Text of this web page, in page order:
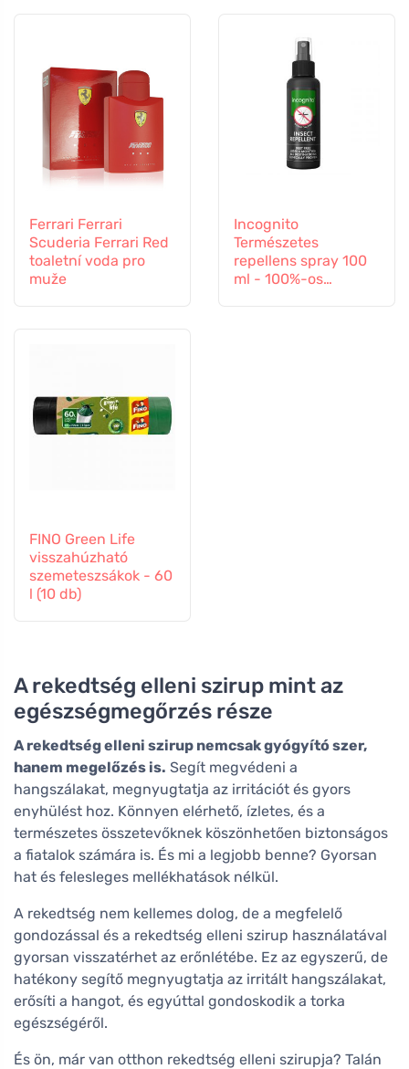
Ferrari Ferrari
Scuderia Ferrari Red
toaletní voda pro
muže
Incognito
Természetes
repellens spray 100
ml - 100%-os
FINO Green Life
visszahúzható
szemeteszsákok - 60
l (10 db)
A rekedtség elleni szirup mint az
egészségmegőrzés része
A rekedtség elleni szirup nemcsak gyógyító szer,
hanem megelőzés is. Segít megvédeni a
hangszálakat, megnyugtatja az irritációt és gyors
enyhülést hoz. Könnyen elérhető, ízletes, és a
természetes összetevőknek köszönhetően biztonságos
a fiatalok számára is. És mi a legjobb benne? Gyorsan
hat és felesleges mellékhatások nélkül.
A rekedtség nem kellemes dolog, de a megfelelő
gondozással és a rekedtség elleni szirup használatával
gyorsan visszatérhet az erőnlétébe. Ez az egyszerű, de
hatékony segítő megnyugtatja az irritált hangszálakat,
erősíti a hangot, és egyúttal gondoskodik a torka
egészségéről.
És ön, már van otthon rekedtség elleni szirupja? Talán